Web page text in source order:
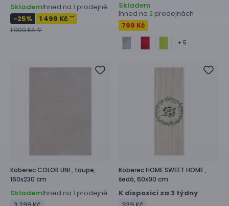
SklademIhned na 1 prodejně
-25% 1 499 Kč ***
1 999 Kč #
Skladem
Ihned na 2 prodejnách
799 Kč
+ 5
KoberecCOLOR UNI , taupe,
160x230 cm
SklademIhned na 1 prodejně
KoberecHOME SWEET HOME ,
šedá, 60x90 cm
K dispozici za 3 týdny